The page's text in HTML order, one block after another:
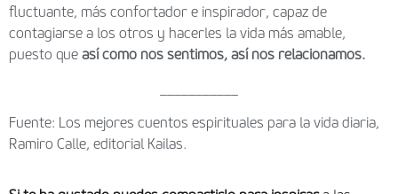
fluctuante, más confortador e inspirador, capaz de
contagiarse a los otros y hacerles la vida más amable,
puesto que así como nos sentimos, así nos relacionamos.
Fuente: Los mejores cuentos espirituales para la vida diaria,
Ramiro Calle, editorial Kailas.